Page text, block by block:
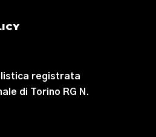
registrata
di Torino RG N.